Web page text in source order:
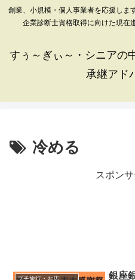
創業、小規模・個人事業者を応援し
企業診断士資格取得に向けた現在
すぅ～ぎぃ～・シニアの
承継アド
冷める
スポン
プチ旅行・お店 おすすめ
銀座